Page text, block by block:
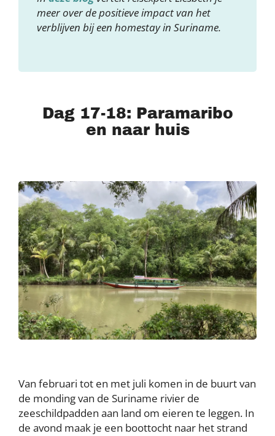
meer over de positieve impact van het
verblijven bij een homestay in Suriname.
Dag 17-18: Paramaribo
en naar huis
Van februari tot en met juli komen in de buurt van
de monding van de Suriname rivier de
zeeschildpadden aan land om eieren te leggen. In
de avond maak je een boottocht naar het strand